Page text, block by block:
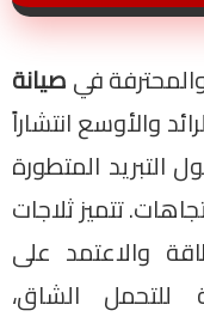
فيصيانة
والأوسع انتشاراً
المتطورة
تتميز ثلاجات
والاعتمد على
للتحمل الشاق،